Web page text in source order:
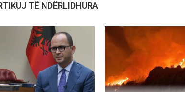
TË NDËRLIDHURA